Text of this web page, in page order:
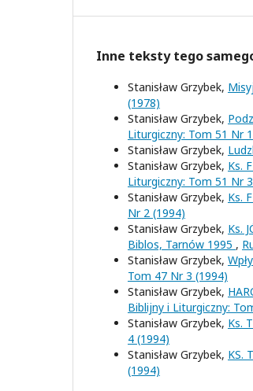
Inne teksty tego
Stanisław Grzybek,
(1978)
Stanisław Grzybek,
Liturgiczny: Tom 51 Nr
Stanisław Grzybek,
Stanisław Grzybek, Ks.
Liturgiczny: Tom 51 Nr
Stanisław Grzybek, Ks.
Nr 2 (1994)
Stanisław Grzybek, Ks.
Biblos, Tarnów 1995 ,
Stanisław Grzybek,
Tom 47 Nr 3 (1994)
Stanisław Grzybek,
Biblijny i Liturgiczny:
Stanisław Grzybek, Ks.
4 (1994)
Stanisław Grzybek, KS.
(1994)